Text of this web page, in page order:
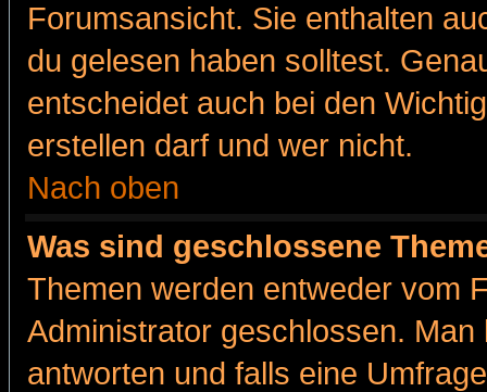
Forumsansicht. Sie enthalten
du gelesen haben solltest.
entscheidet auch bei den
erstellen darf und wer nicht.
Nach oben
Was sind geschlossene
Themen werden entweder vom
Administrator geschlossen.
antworten und falls eine